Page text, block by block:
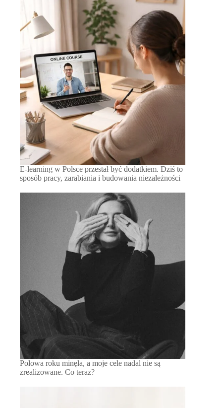
E-learning w Polsce przestał być dodatkiem. Dziś to
sposób pracy, zarabiania i budowania niezależności
Połowa roku minęła, a moje cele nadal nie są
zrealizowane. Co teraz?